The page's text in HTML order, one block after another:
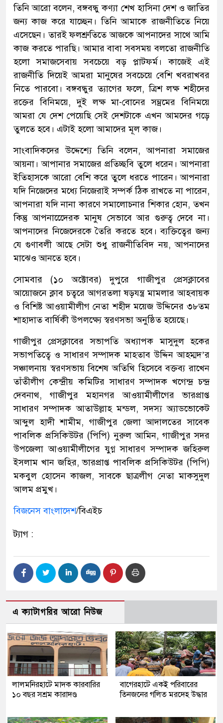
তিনি আরো বলেন, বঙ্গবন্ধু কণ্যা শেখ হাসিনা দেশ ও জাতির
জন্য কাজ করে যাচ্ছেন। তিনি আমাকে রাজনীতিতে নিয়ে
এসেছেন। তারই ফলশ্রুতিতে আজকে আপনাদের সাথে আমি
কাজ করতে পারছি। আমার বাবা সবসময় বলতো রাজনীতি
হলো সমাজসেবায় সবচেয়ে বড় প্লাটফর্ম। কাজেই এই
রাজনীতি দিয়েই আমরা মানুষের সবচেয়ে বেশি খবরাখবর
নিতে পারবো। বঙ্গবন্ধুর ত্যাগের ফলে, ত্রিশ লক্ষ শহীদের
রক্তের বিনিময়ে, দুই লক্ষ মা-বোনের সম্ভ্রমের বিনিময়ে
আমরা যে দেশ পেয়েছি সেই দেশটাকে এখন আমদের গড়ে
তুলতে হবে। এটাই হলো আমাদের মূল কাজ।
সাংবাদিকদের উদ্দেশ্যে তিনি বলেন, আপনারা সমাজের
আয়না। আপানার সমাজের প্রতিচ্ছবি তুলে ধরেন। আপনারা
ইতিহাসকে আরো বেশি করে তুলে ধরতে পারেন। আপনারা
যদি নিজেদের মধ্যে নিজেরাই সম্পর্ক ঠিক রাখতে না পারেন,
আপনারা যদি নানা কারণে সমালোচনার শিকার হোন, তখন
কিন্তু আপনাদেেেরক মানুষ সেভাবে আর গুরুত্ব দেবে না।
আপনাদের নিজেদেরকে তৈরি করতে হবে। ব্যক্তিত্বের জন্য
যে গুণাবলী আছে সেটা শুধু রাজনীতিবিদ নয়, আপনাদের
মাঝেও আনতে হবে।
সোমবার (১০ অক্টোবর) দুপুরে গাজীপুর প্রেসক্লাবের
আয়োজনে ক্লাব চত্বরে আগরতলা ষড়যন্ত্র মামলার আহবায়ক
ও বিশিষ্ট আওয়ামীলীগ নেতা শহীদ ময়েজ উদ্দিনের ৩৮তম
শাহাদাত বার্ষিকী উপলক্ষ্যে স্বরণসভা অনুষ্ঠিত হয়েছে।
গাজীপুর প্রেসক্লাবের সভাপতি অধ্যাপক মাসুদুল হকের
সভাপতিত্বে ও সাধারণ সম্পাদক মাহতাব উদ্দিন আহম্মদ’র
সঞ্চালনায় স্বরণসভায় বিশেষ অতিথি হিসেবে বক্তব্য রাখেন
তাঁতীলীগ কেন্দ্রীয় কমিটির সাধারণ সম্পাদক খগেন্দ্র চন্দ্র
দেবনাথ, গাজীপুর মহানগর আওয়ামীলীগের ভারপ্রাপ্ত
সাধারণ সম্পাদক আতাউল্লাহ মন্ডল, সদস্য অ্যাডভোকেট
আব্দুল হাদী শামীম, গাজীপুর জেলা আদালতের সাবেক
পাবলিক প্রসিকিউটর (পিপি) নুরুল আমিন, গাজীপুর সদর
উপজেলা আওয়ামীলীগের যুগ্ন সাধারণ সম্পাদক জহিরুল
ইসলাম খান জহির, ভারপ্রাপ্ত পাবলিক প্রসিকিউটর (পিপি)
মকবুল হোসেন কাজল, সাবকে ছাত্রলীগ নেতা মাকসুদুল
আলম প্রমুখ।
বিজনেস বাংলাদেশ/বিএইচ
ট্যাগ :
এ ক্যাটাগরির আরো নিউজ
লালমনিরহাটে মাদক কারবারির
১০ বছর সশ্রম কারাদণ্ড
‎বাগেরহাটে একই পরিবারের
তিনজনের গলিত মরদেহ উদ্ধার